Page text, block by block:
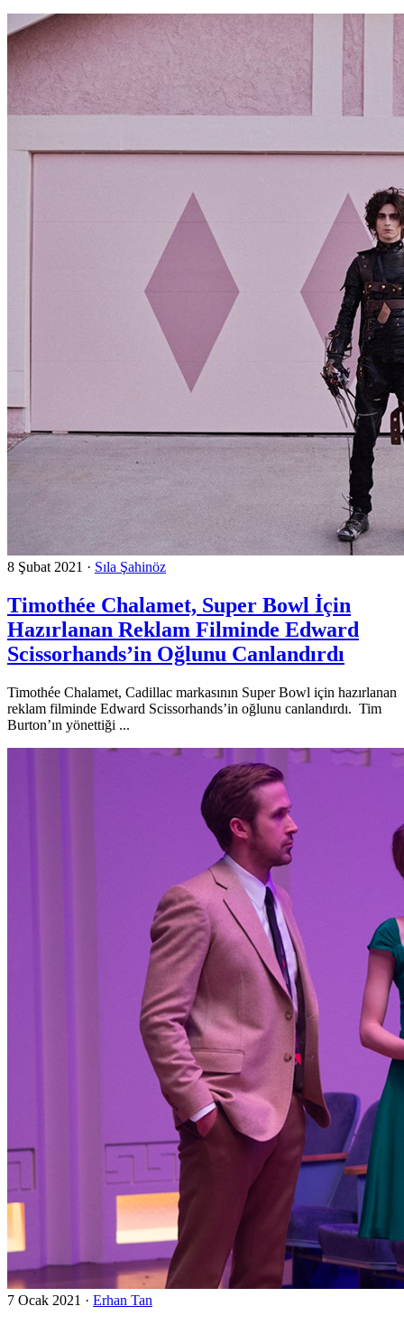
8 Şubat 2021 · Sıla Şahinöz
Timothée Chalamet, Super Bowl İçin
Hazırlanan Reklam Filminde Edward
Scissorhands’in Oğlunu Canlandırdı
Timothée Chalamet, Cadillac markasının Super Bowl için hazırlanan
reklam filminde Edward Scissorhands’in oğlunu canlandırdı. Tim
Burton’ın yönettiği ...
7 Ocak 2021 · Erhan Tan